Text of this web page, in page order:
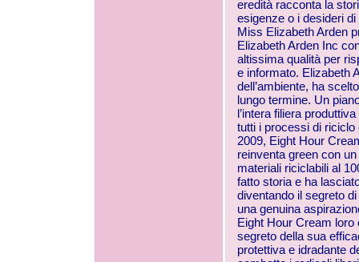
eredità racconta la
esigenze o i desideri
Miss Elizabeth Arden
Elizabeth Arden Inc
altissima qualità per
e informato. Elizabeth
dell’ambiente, ha
lungo termine. Un
l’intera filiera
tutti i processi di
2009, Eight Hour
reinventa green con un
materiali riciclabili al
fatto storia e ha
diventando il segreto
una genuina
Eight Hour Cream
segreto della sua
protettiva e idradante